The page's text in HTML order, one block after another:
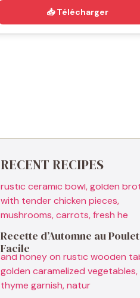
📥 Télécharger
RECENT RECIPES
Recette d’Automne au Poulet
Facile